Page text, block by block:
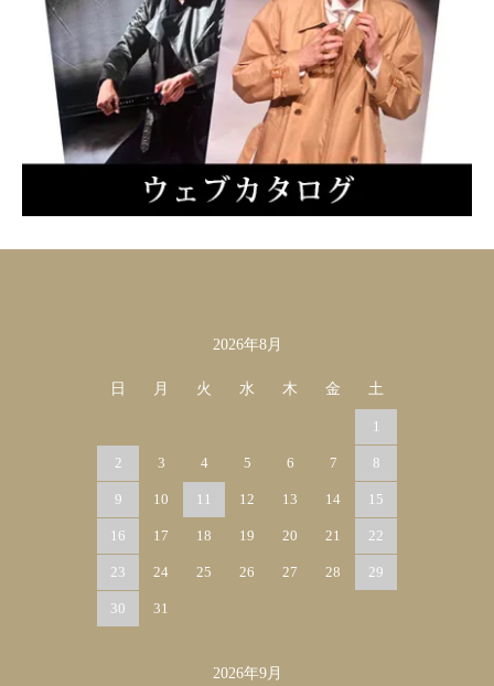
2026年8月
日 月 火 水 木 金 土
1
2 3 4 5 6 7 8
9 10 11 12 13 14 15
16 17 18 19 20 21 22
23 24 25 26 27 28 29
30 31
2026年9月